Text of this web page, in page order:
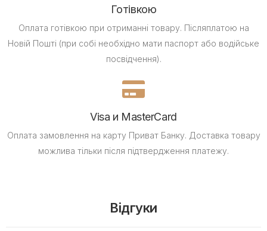
Готівкою
Оплата готівкою при отриманні товару. Післяплатою на
Новій Пошті (при собі необхідно мати паспорт або водійське
посвідчення).
Visa и MasterCard
Оплата замовлення на карту Приват Банку. Доставка товару
можлива тільки після підтвердження платежу.
Відгуки